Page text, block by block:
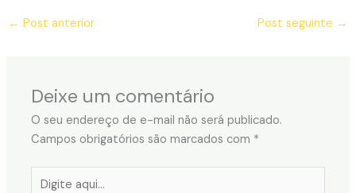
← Post anterior Post seguinte →
Deixe um comentário
O seu endereço de e-mail não será publicado.
Campos obrigatórios são marcados com *